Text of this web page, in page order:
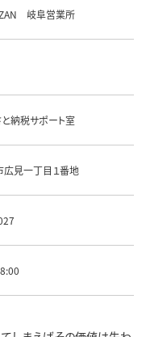
岐阜営業所
納税サポート室
見一丁目１番地